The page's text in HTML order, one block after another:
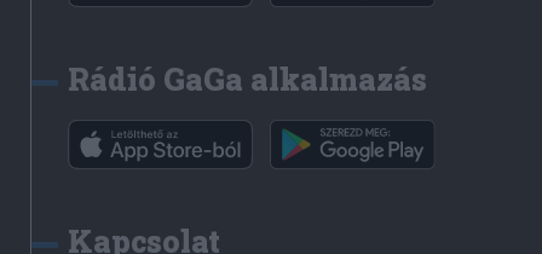
Rádió GaGa alkalmazás
Kapcsolat